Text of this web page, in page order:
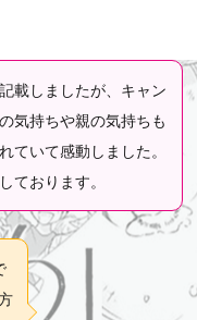
載しましたが、キャン
気持ちや親の気持ちも
ていて感動しました。
ております。